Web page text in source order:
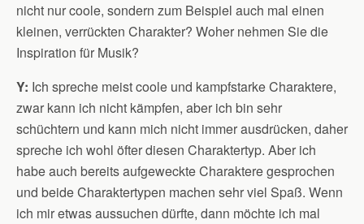
nicht nur coole, sondern zum Beispiel auch mal einen
kleinen, verrückten Charakter? Woher nehmen Sie die
Inspiration für Musik?
Y: Ich spreche meist coole und kampfstarke Charaktere,
zwar kann ich nicht kämpfen, aber ich bin sehr
schüchtern und kann mich nicht immer ausdrücken, daher
spreche ich wohl öfter diesen Charaktertyp. Aber ich
habe auch bereits aufgeweckte Charaktere gesprochen
und beide Charaktertypen machen sehr viel Spaß. Wenn
ich mir etwas aussuchen dürfte, dann möchte ich mal